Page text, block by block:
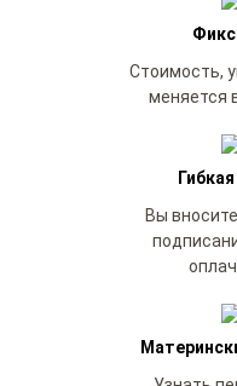
Стоимость,
меняется
Вы